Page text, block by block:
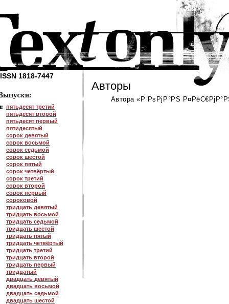
ISSN 1818-7447
пятьдесят третий
пятьдесят второй
пятьдесят первый
пятидесятый
сорок девятый
сорок восьмой
сорок седьмой
сорок шестой
сорок пятый
сорок четвёртый
сорок третий
сорок второй
сорок первый
сороковой
тридцать девятый
тридцать восьмой
тридцать седьмой
тридцать шестой
тридцать пятый
тридцать четвёртый
тридцать третий
тридцать второй
тридцать первый
тридцатый
двадцать девятый
двадцать восьмой
двадцать седьмой
двадцать шестой
Авторы
Автора «Р РѕРјР°РЅ